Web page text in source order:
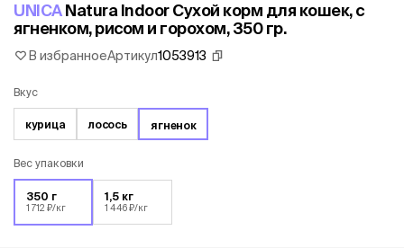
UNICANatura Indoor Сухой корм для кошек, с
ягненком, рисом и горохом, 350 гр.
В избранноеАртикул1053913
Вкус
курица лосось ягненок
Вес упаковки
350 г
1 712 ₽/кг
1,5 кг
1 446 ₽/кг